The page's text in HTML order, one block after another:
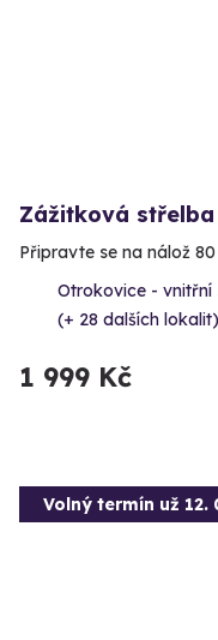
Zážitková
Připravte se na nálož
Otrokovice - vnitřní
(+ 28 dalších lokalit)
1 999 Kč
Volný termín už 12.